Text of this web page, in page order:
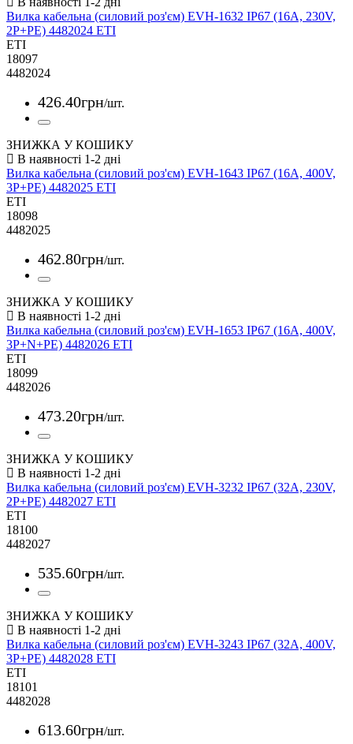
Вилка кабельна (силовий роз'єм) EVH-1632 IP67 (16A, 230V,
2P+PE) 4482024 ETI
ETI
18097
4482024
426.40грн/шт.
ЗНИЖКА У КОШИКУ
Вилка кабельна (силовий роз'єм) EVH-1643 IP67 (16A, 400V,
3P+PE) 4482025 ETI
ETI
18098
4482025
462.80грн/шт.
ЗНИЖКА У КОШИКУ
Вилка кабельна (силовий роз'єм) EVH-1653 IP67 (16A, 400V,
3P+N+PE) 4482026 ETI
ETI
18099
4482026
473.20грн/шт.
ЗНИЖКА У КОШИКУ
Вилка кабельна (силовий роз'єм) EVH-3232 IP67 (32A, 230V,
2P+PE) 4482027 ETI
ETI
18100
4482027
535.60грн/шт.
ЗНИЖКА У КОШИКУ
Вилка кабельна (силовий роз'єм) EVH-3243 IP67 (32A, 400V,
3P+PE) 4482028 ETI
ETI
18101
4482028
613.60грн/шт.